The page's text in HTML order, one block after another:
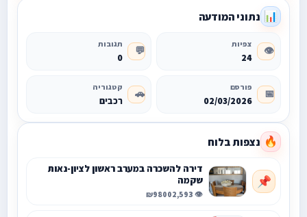
📊 נתוני המודעה
👁️ צפיות
24
💬 תגובות
0
📅 פורסם
02/03/2026
🚗 קטגוריה
רכבים
🔥 נצפות בלוח
📌
דירה להשכרה במערב ראשון לציון-נאות
שקמה
👁️ 2,593
₪9800